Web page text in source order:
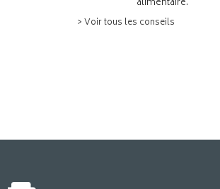
> Voir tous les conseils